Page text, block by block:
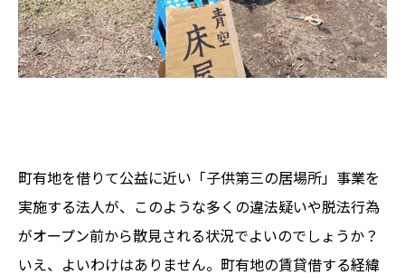
町有地を借りて公益に近い「子供第三の居場所」事業を
実施する法人が、このような多くの違法疑いや脱法行為
がオープン前から散見される状況でよいのでしょうか？
いえ、よいわけはありません。町有地の賃貸借する経緯